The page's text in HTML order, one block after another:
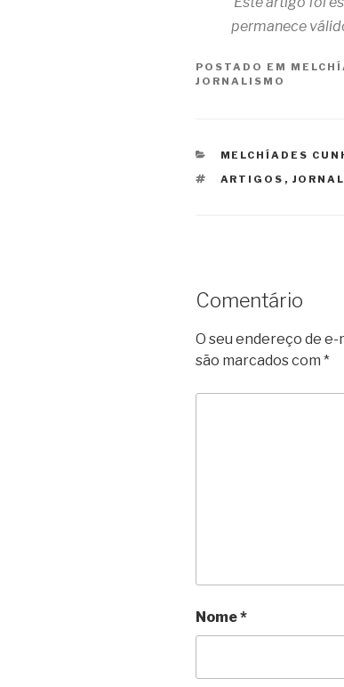
permanece
POSTADO EM
JORNALISMO
CATEGORIAS
MELCHÍADES
TAGS
ARTIGOS ,
Comentário
O seu endereço de
são marcados com *
Nome*